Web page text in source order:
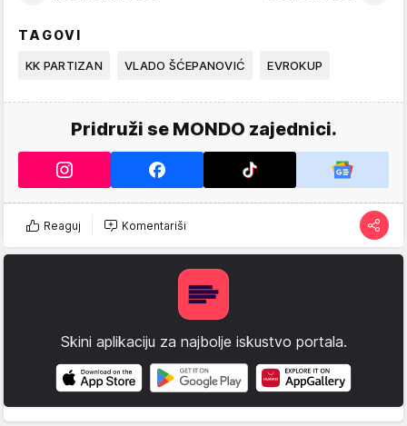
TAGOVI
KK PARTIZAN VLADO ŠĆEPANOVIĆ EVROKUP
Pridruži se MONDO zajednici.
Reaguj Komentariši
Skini aplikaciju za najbolje iskustvo portala.